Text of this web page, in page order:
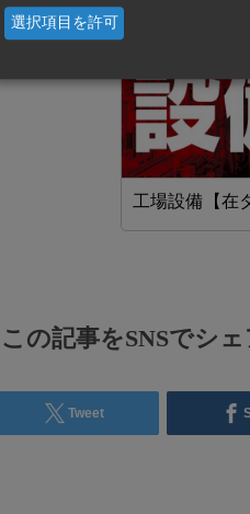
工場設備【在
この記事をSNSでシェ
Tweet
選択項目を許可